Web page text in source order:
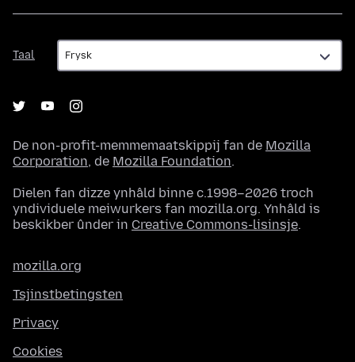
Taal
Taal
De non-profit-memmemaatskippij fan de Mozilla
Corporation, de Mozilla Foundation.
Dielen fan dizze ynhâld binne c.1998–2026 troch
yndividuele meiwurkers fan mozilla.org. Ynhâld is
beskikber ûnder in Creative Commons-lisinsje.
mozilla.org
Tsjinstbetingsten
Privacy
Cookies